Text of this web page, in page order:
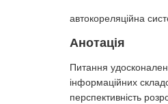
автокореляційна
Анотація
Питання
інформаційних
перспективність